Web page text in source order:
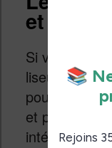
et blanc
Si vous
liseuse «
pouces et la
et plus, vous